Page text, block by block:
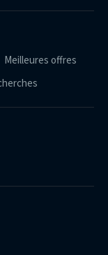
Meilleures offres